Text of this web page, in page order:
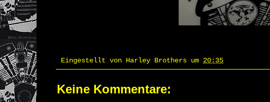
Eingestellt von Harley Brothers um 20:35
Keine Kommentare: